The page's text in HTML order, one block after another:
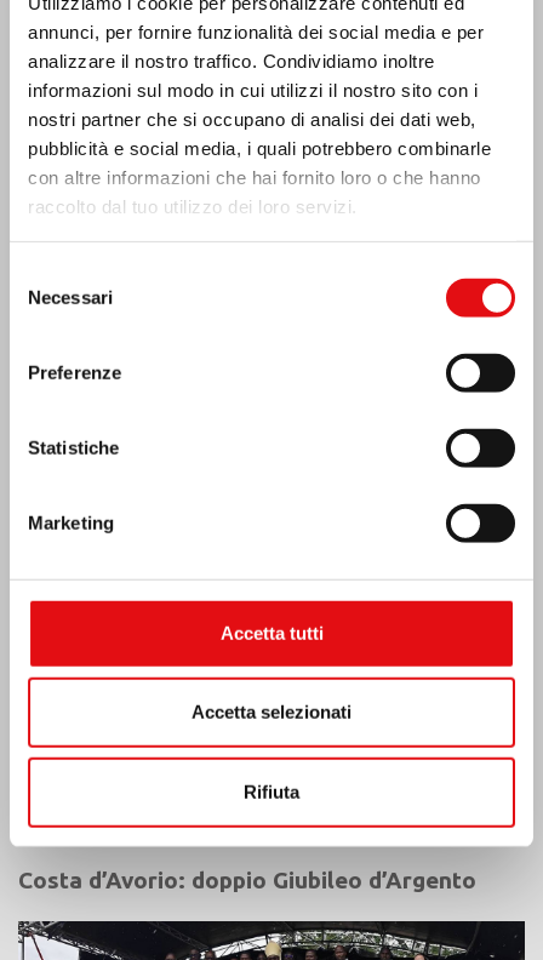
annunci, per fornire funzionalità dei social media e per
analizzare il nostro traffico. Condividiamo inoltre
informazioni sul modo in cui utilizzi il nostro sito con i
nostri partner che si occupano di analisi dei dati web,
pubblicità e social media, i quali potrebbero combinarle
con altre informazioni che hai fornito loro o che hanno
raccolto dal tuo utilizzo dei loro servizi.
delNecessari
Preferenze
Statistiche
Marketing
Accetta tutti
Accetta selezionati
Rifiuta
“Lumen Carmeli”
Costa d’Avorio: doppio Giubileo d’Argento